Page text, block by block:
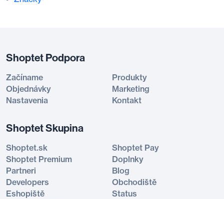
Shoptet Podpora
Začíname
Produkty
Objednávky
Marketing
Nastavenia
Kontakt
Shoptet Skupina
Shoptet.sk
Shoptet Pay
Shoptet Premium
Doplnky
Partneri
Blog
Developers
Obchodiště
Eshopiště
Status